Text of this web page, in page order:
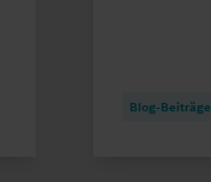
Blog-Beiträge